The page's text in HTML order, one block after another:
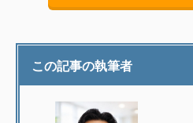
この記事の執筆者